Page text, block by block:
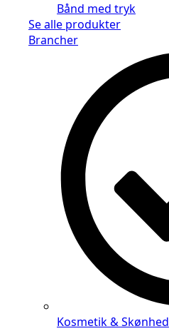
Bånd med tryk
Se alle produkter
Brancher
Kosmetik & Skønhed